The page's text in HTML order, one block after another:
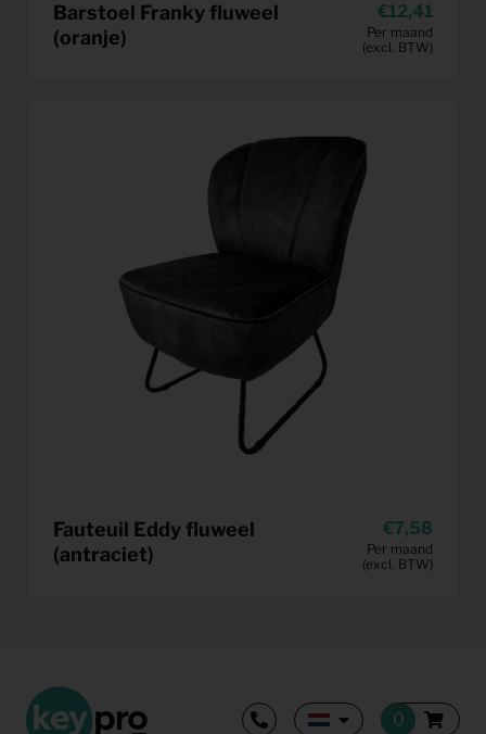
Barstoel Franky fluweel
(oranje)
12,41
Per maand
(excl. BTW)
Fauteuil Eddy fluweel
(antraciet)
7,58
Per maand
(excl. BTW)